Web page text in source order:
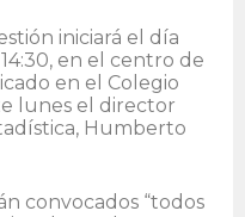
iniciará el día
en el centro de
en el Colegio
lunes el director
Humberto
convocados “todos